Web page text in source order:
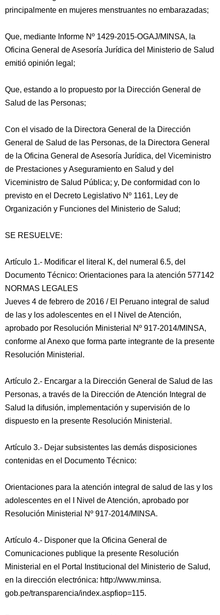
principalmente en mujeres menstruantes no embarazadas;
Que, mediante Informe Nº 1429-2015-OGAJ/MINSA, la
Oficina General de Asesoría Jurídica del Ministerio de Salud
emitió opinión legal;
Que, estando a lo propuesto por la Dirección General de
Salud de las Personas;
Con el visado de la Directora General de la Dirección
General de Salud de las Personas, de la Directora General
de la Oficina General de Asesoría Jurídica, del Viceministro
de Prestaciones y Aseguramiento en Salud y del
Viceministro de Salud Pública; y, De conformidad con lo
previsto en el Decreto Legislativo Nº 1161, Ley de
Organización y Funciones del Ministerio de Salud;
SE RESUELVE:
Artículo 1.- Modificar el literal K, del numeral 6.5, del
Documento Técnico: Orientaciones para la atención 577142
NORMAS LEGALES
Jueves 4 de febrero de 2016 / El Peruano integral de salud
de las y los adolescentes en el I Nivel de Atención,
aprobado por Resolución Ministerial Nº 917-2014/MINSA,
conforme al Anexo que forma parte integrante de la presente
Resolución Ministerial.
Artículo 2.- Encargar a la Dirección General de Salud de las
Personas, a través de la Dirección de Atención Integral de
Salud la difusión, implementación y supervisión de lo
dispuesto en la presente Resolución Ministerial.
Artículo 3.- Dejar subsistentes las demás disposiciones
contenidas en el Documento Técnico:
Orientaciones para la atención integral de salud de las y los
adolescentes en el I Nivel de Atención, aprobado por
Resolución Ministerial Nº 917-2014/MINSA.
Artículo 4.- Disponer que la Oficina General de
Comunicaciones publique la presente Resolución
Ministerial en el Portal Institucional del Ministerio de Salud,
en la dirección electrónica: http://www.minsa.
gob.pe/transparencia/index.aspfiop=115.